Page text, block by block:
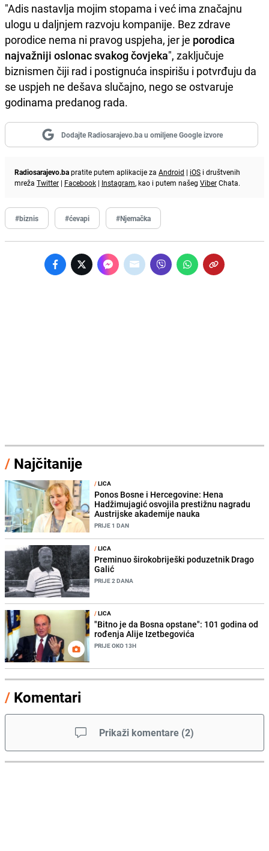
"Adis nastavlja mojim stopama i već ima značajnu
ulogu u daljnjem razvoju kompanije. Bez zdrave
porodice nema ni pravog uspjeha, jer je porodica
najvažniji oslonac svakog čovjeka", zaključuje
biznismen čiji rad i postignuća inspirišu i potvrđuju da
se uspjeh ne dešava slučajno, nego se ostvaruje
godinama predanog rada.
Dodajte Radiosarajevo.ba u omiljene Google izvore
Radiosarajevo.bapratite putem aplikacije za Android | iOS i društvenih
mreža Twitter | Facebook | Instagram, kao i putem našeg ViberChata.
#biznis #ćevapi #Njemačka
/ Najčitanije
/LICA
Ponos Bosne i Hercegovine: Hena
Hadžimujagić osvojila prestižnu nagradu
Austrijske akademije nauka
PRIJE 1 DAN
/LICA
Preminuo širokobriješki poduzetnik Drago
Galić
PRIJE 2 DANA
/LICA
"Bitno je da Bosna opstane": 101 godina od
rođenja Alije Izetbegovića
PRIJE OKO 13H
/ Komentari
Prikaži komentare (2)